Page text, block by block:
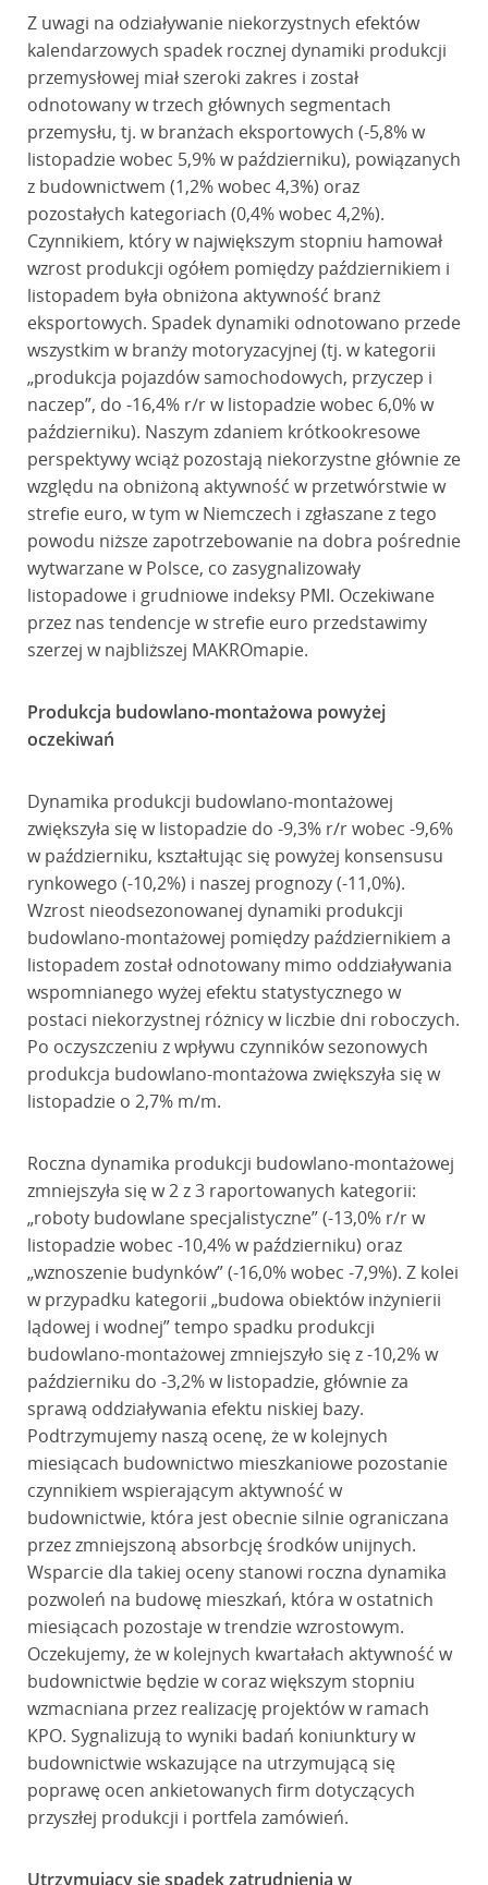
Z uwagi na odziaływanie niekorzystnych efektów
kalendarzowych spadek rocznej dynamiki produkcji
przemysłowej miał szeroki zakres i został
odnotowany w trzech głównych segmentach
przemysłu, tj. w branżach eksportowych (-5,8% w
listopadzie wobec 5,9% w październiku), powiązanych
z budownictwem (1,2% wobec 4,3%) oraz
pozostałych kategoriach (0,4% wobec 4,2%).
Czynnikiem, który w największym stopniu hamował
wzrost produkcji ogółem pomiędzy październikiem i
listopadem była obniżona aktywność branż
eksportowych. Spadek dynamiki odnotowano przede
wszystkim w branży motoryzacyjnej (tj. w kategorii
„produkcja pojazdów samochodowych, przyczep i
naczep”, do -16,4% r/r w listopadzie wobec 6,0% w
październiku). Naszym zdaniem krótkookresowe
perspektywy wciąż pozostają niekorzystne głównie ze
względu na obniżoną aktywność w przetwórstwie w
strefie euro, w tym w Niemczech i zgłaszane z tego
powodu niższe zapotrzebowanie na dobra pośrednie
wytwarzane w Polsce, co zasygnalizowały
listopadowe i grudniowe indeksy PMI. Oczekiwane
przez nas tendencje w strefie euro przedstawimy
szerzej w najbliższej MAKROmapie.
Produkcja budowlano-montażowa powyżej
oczekiwań
Dynamika produkcji budowlano-montażowej
zwiększyła się w listopadzie do -9,3% r/r wobec -9,6%
w październiku, kształtując się powyżej konsensusu
rynkowego (-10,2%) i naszej prognozy (-11,0%).
Wzrost nieodsezonowanej dynamiki produkcji
budowlano-montażowej pomiędzy październikiem a
listopadem został odnotowany mimo oddziaływania
wspomnianego wyżej efektu statystycznego w
postaci niekorzystnej różnicy w liczbie dni roboczych.
Po oczyszczeniu z wpływu czynników sezonowych
produkcja budowlano-montażowa zwiększyła się w
listopadzie o 2,7% m/m.
Roczna dynamika produkcji budowlano-montażowej
zmniejszyła się w 2 z 3 raportowanych kategorii:
„roboty budowlane specjalistyczne” (-13,0% r/r w
listopadzie wobec -10,4% w październiku) oraz
„wznoszenie budynków” (-16,0% wobec -7,9%). Z kolei
w przypadku kategorii „budowa obiektów inżynierii
lądowej i wodnej” tempo spadku produkcji
budowlano-montażowej zmniejszyło się z -10,2% w
październiku do -3,2% w listopadzie, głównie za
sprawą oddziaływania efektu niskiej bazy.
Podtrzymujemy naszą ocenę, że w kolejnych
miesiącach budownictwo mieszkaniowe pozostanie
czynnikiem wspierającym aktywność w
budownictwie, która jest obecnie silnie ograniczana
przez zmniejszoną absorbcję środków unijnych.
Wsparcie dla takiej oceny stanowi roczna dynamika
pozwoleń na budowę mieszkań, która w ostatnich
miesiącach pozostaje w trendzie wzrostowym.
Oczekujemy, że w kolejnych kwartałach aktywność w
budownictwie będzie w coraz większym stopniu
wzmacniana przez realizację projektów w ramach
KPO. Sygnalizują to wyniki badań koniunktury w
budownictwie wskazujące na utrzymującą się
poprawę ocen ankietowanych firm dotyczących
przyszłej produkcji i portfela zamówień.
Utrzymujący się spadek zatrudnienia w